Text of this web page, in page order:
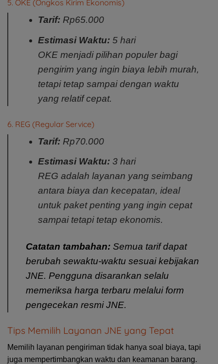
5. OKE (Ongkos Kirim Ekonomis)
Tarif:Rp65.000
Estimasi Waktu:5 hari
OKE menjadi pilihan populer bagi
pengirim yang ingin biaya lebih murah,
tetapi tetap sampai dengan waktu
yang relatif cepat.
6. REG (Regular Service)
Tarif:Rp70.000
Estimasi Waktu:3 hari
REG adalah layanan yang seimbang
antara biaya dan kecepatan, ideal
untuk paket penting yang ingin cepat
sampai tetapi tetap ekonomis.
Catatan tambahan: Semua tarif dapat
berubah sewaktu-waktu sesuai kebijakan
JNE. Pengguna disarankan selalu
memeriksa harga terbaru melalui form
pengecekan resmi JNE.
Tips Memilih Layanan JNE yang Tepat
Memilih layanan pengiriman tidak hanya soal biaya, tapi
juga mempertimbangkan waktu dan keamanan barang.